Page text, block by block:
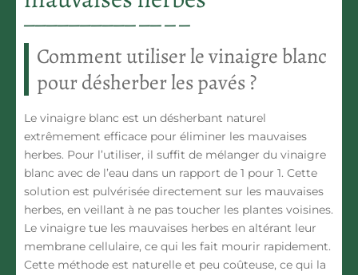
Comment utiliser le vinaigre blanc
pour désherber les pavés ?
Le vinaigre blanc est un désherbant naturel
extrêmement efficace pour éliminer les mauvaises
herbes. Pour l’utiliser, il suffit de mélanger du vinaigre
blanc avec de l’eau dans un rapport de 1 pour 1. Cette
solution est pulvérisée directement sur les mauvaises
herbes, en veillant à ne pas toucher les plantes voisines.
Le vinaigre tue les mauvaises herbes en altérant leur
membrane cellulaire, ce qui les fait mourir rapidement.
Cette méthode est naturelle et peu coûteuse, ce qui la